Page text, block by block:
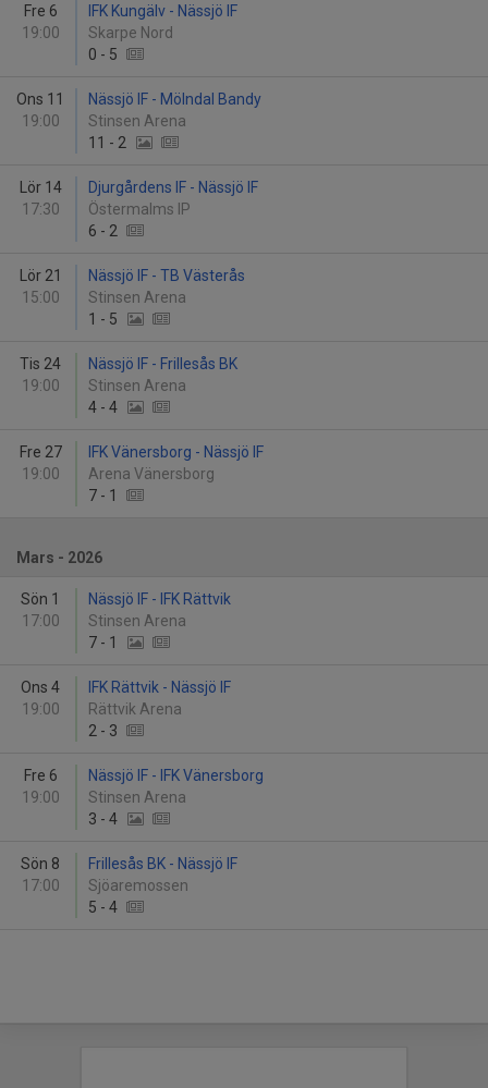
Fre 6
19:00
IFK Kungälv - Nässjö IF
Skarpe Nord
0 - 5
Ons 11
19:00
Nässjö IF - Mölndal Bandy
Stinsen Arena
11 - 2
Lör 14
17:30
Djurgårdens IF - Nässjö IF
Östermalms IP
6 - 2
Lör 21
15:00
Nässjö IF - TB Västerås
Stinsen Arena
1 - 5
Tis 24
19:00
Nässjö IF - Frillesås BK
Stinsen Arena
4 - 4
Fre 27
19:00
IFK Vänersborg - Nässjö IF
Arena Vänersborg
7 - 1
Mars - 2026
Sön 1
17:00
Nässjö IF - IFK Rättvik
Stinsen Arena
7 - 1
Ons 4
19:00
IFK Rättvik - Nässjö IF
Rättvik Arena
2 - 3
Fre 6
19:00
Nässjö IF - IFK Vänersborg
Stinsen Arena
3 - 4
Sön 8
17:00
Frillesås BK - Nässjö IF
Sjöaremossen
5 - 4